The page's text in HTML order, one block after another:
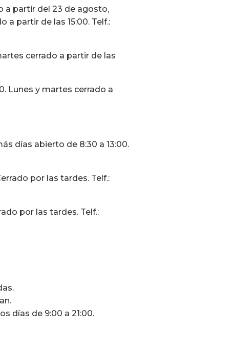
a partir del 23 de agosto,
a partir de las 15:00. Telf.:
cerrado a partir de las
Lunes y martes cerrado a
días abierto de 8:30 a 13:00.
por las tardes. Telf.:
por las tardes. Telf.:
días de 9:00 a 21:00.